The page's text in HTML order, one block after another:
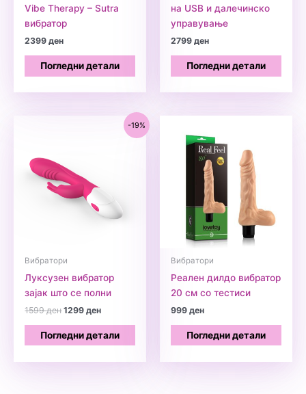
Vibe Therapy – Sutra
вибратор
2399ден
Погледни детали
на USB и далечинско
управување
2799ден
Погледни детали
-19%
Вибратори
Луксузен вибратор
зајак што се полни
1599денOriginal
was:
1599 ден.
1299денCurrent
is:
Погледни детали
Вибратори
Реален дилдо вибратор
20 см со тестиси
999ден
Погледни детали